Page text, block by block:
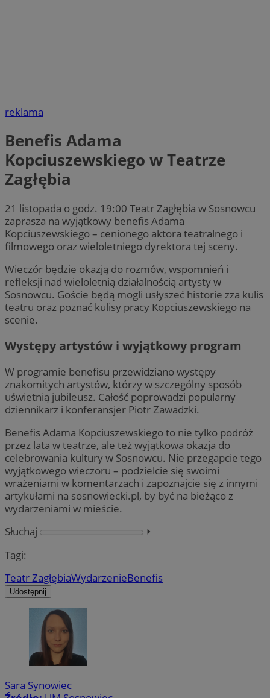
reklama
Benefis Adama
Kopciuszewskiego w Teatrze
Zagłębia
21 listopada o godz. 19:00 Teatr Zagłębia w Sosnowcu
zaprasza na wyjątkowy benefis Adama
Kopciuszewskiego – cenionego aktora teatralnego i
filmowego oraz wieloletniego dyrektora tej sceny.
Wieczór będzie okazją do rozmów, wspomnień i
refleksji nad wieloletnią działalnością artysty w
Sosnowcu. Goście będą mogli usłyszeć historie zza kulis
teatru oraz poznać kulisy pracy Kopciuszewskiego na
scenie.
Występy artystów i wyjątkowy program
W programie benefisu przewidziano występy
znakomitych artystów, którzy w szczególny sposób
uświetnią jubileusz. Całość poprowadzi popularny
dziennikarz i konferansjer Piotr Zawadzki.
Benefis Adama Kopciuszewskiego to nie tylko podróż
przez lata w teatrze, ale też wyjątkowa okazja do
celebrowania kultury w Sosnowcu. Nie przegapcie tego
wyjątkowego wieczoru – podzielcie się swoimi
wrażeniami w komentarzach i zapoznajcie się z innymi
artykułami na sosnowiecki.pl, by być na bieżąco z
wydarzeniami w mieście.
Słuchaj
⏵︎
Tagi:
Teatr ZagłębiaWydarzenieBenefis
Udostępnij
Sara Synowiec